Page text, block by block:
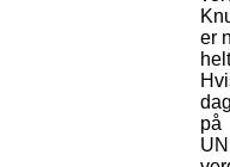
er
på